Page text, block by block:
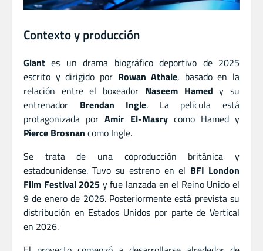
Contexto y producción
Giant es un drama biográfico deportivo de 2025
escrito y dirigido por Rowan Athale, basado en la
relación entre el boxeador Naseem Hamed y su
entrenador Brendan Ingle. La película está
protagonizada porAmir El-Masrycomo Hamed y
Pierce Brosnan como Ingle.
Se trata de una coproducción británica y
estadounidense. Tuvo su estreno en el BFI London
Film Festival 2025 y fue lanzada en el Reino Unido el
9 de enero de 2026. Posteriormente está prevista su
distribución en Estados Unidos por parte de Vertical
en 2026.